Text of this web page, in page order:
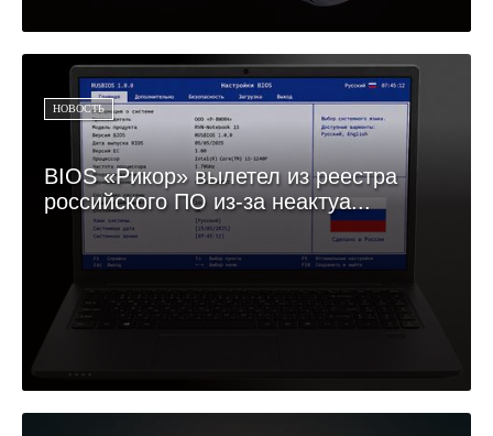
НОВОСТЬ
BIOS «Рикор» вылетел из реестра
российского ПО из-за неактуа...